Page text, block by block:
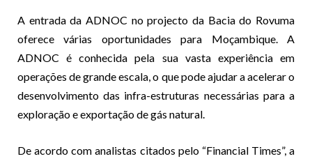
A entrada da ADNOC no projecto da Bacia do Rovuma
oferece várias oportunidades para Moçambique. A
ADNOC é conhecida pela sua vasta experiência em
operações de grande escala, o que pode ajudar a acelerar o
desenvolvimento das infra-estruturas necessárias para a
exploração e exportação de gás natural.
De acordo com analistas citados pelo “Financial Times”, a